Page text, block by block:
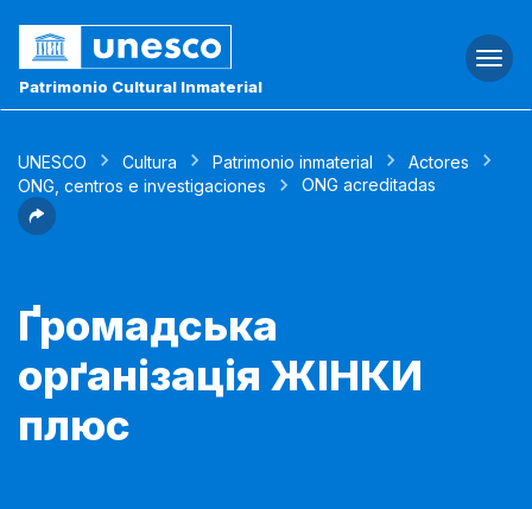
Patrimonio Cultural Inmaterial
UNESCO Cultura Patrimonio inmaterial
Actores
ONG, centros e investigaciones
ONG acreditadas
Ґромадська
орґанізація ЖІНКИ
плюс